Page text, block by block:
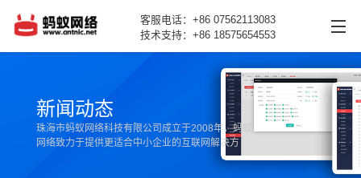
新闻动态
客服电话：+86 07562113083
技术支持：+86 18575654553
新闻动态
珠海市蚂蚁网络科技有限公司成立于2008年，蚂蚁
网络致力于提供更适合中小企业的互联网解决方